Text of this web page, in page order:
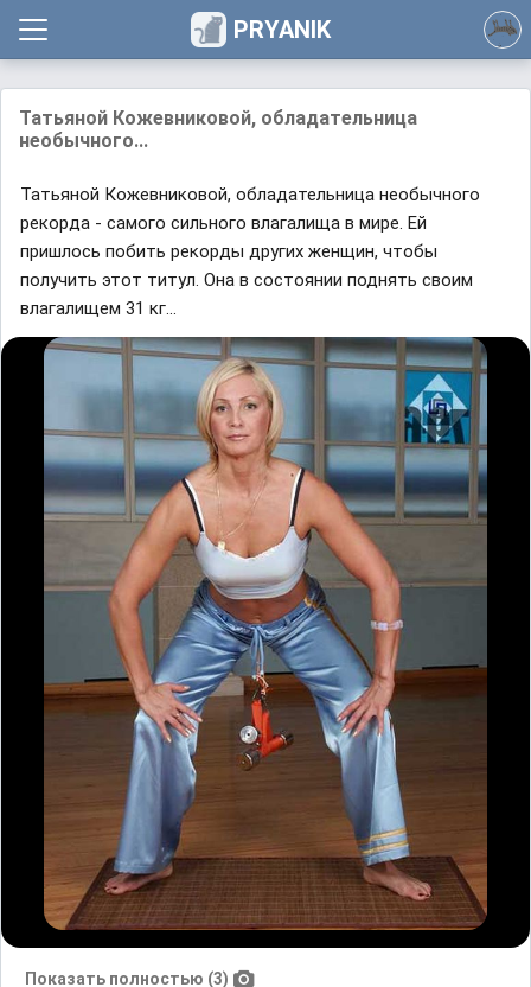
PRYANIK
Татьяной Кожевниковой, обладательница
необычного...
Татьяной Кожевниковой, обладательница необычного
рекорда - самого сильного влагалища в мире. Ей
пришлось побить рекорды других женщин, чтобы
получить этот титул. Она в состоянии поднять своим
влагалищем 31 кг...
Показать полностью (3)